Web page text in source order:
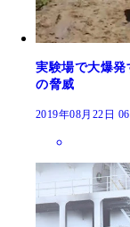
実験場で大爆
の脅威
2019年08月22日